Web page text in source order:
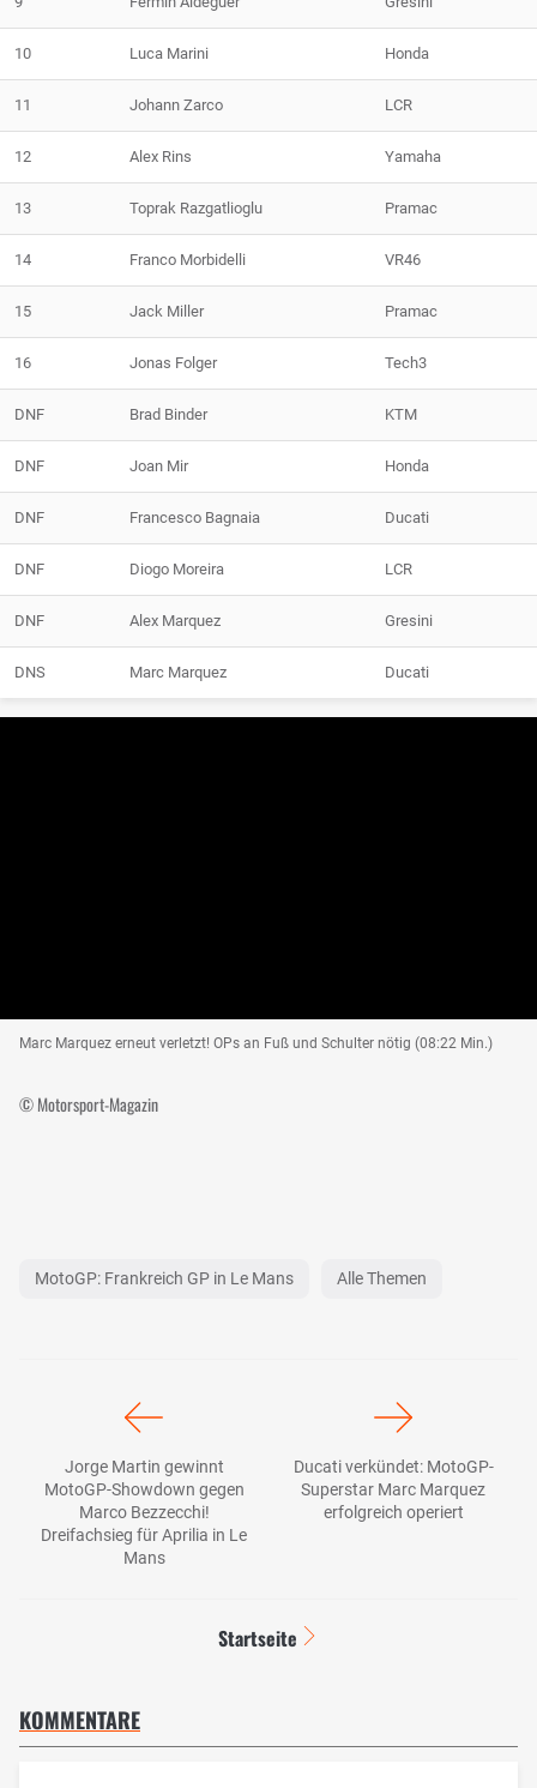
10 Luca Marini Honda
11 Johann Zarco LCR
12 Alex Rins Yamaha
13 Toprak Razgatlioglu Pramac
14 Franco Morbidelli VR46
15 Jack Miller Pramac
16 Jonas Folger Tech3
DNF Brad Binder KTM
DNF Joan Mir Honda
DNF Francesco Bagnaia Ducati
DNF Diogo Moreira LCR
DNF Alex Marquez Gresini
DNS Marc Marquez Ducati
Marc Marquez erneut verletzt! OPs an Fuß und Schulter nötig (08:22 Min.)
© Motorsport-Magazin
MotoGP: Frankreich GP in Le Mans Alle Themen
Jorge Martin gewinnt
MotoGP-Showdown gegen
Marco Bezzecchi!
Dreifachsieg für Aprilia in Le
Mans
Ducati verkündet: MotoGP-
Superstar Marc Marquez
erfolgreich operiert
Startseite
KOMMENTARE